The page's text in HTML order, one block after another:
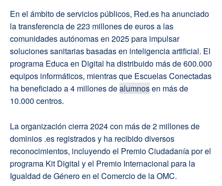
En el ámbito de servicios públicos, Red.es ha anunciado
la transferencia de 223 millones de euros a las
comunidades autónomas en 2025 para impulsar
soluciones sanitarias basadas en inteligencia artificial. El
programa Educa en Digital ha distribuido más de 600.000
equipos informáticos, mientras que Escuelas Conectadas
ha beneficiado a 4 millones dealumnosen más de
10.000 centros.
La organización cierra 2024 con más de 2 millones de
dominios .es registrados y ha recibido diversos
reconocimientos, incluyendo el Premio Ciudadanía por el
programa Kit Digital y el Premio Internacional para la
Igualdad de Género en el Comercio de la OMC.